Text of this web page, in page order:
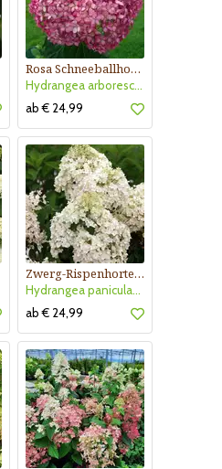
Rosa Schneeballhortensie
Hydrangea arborescens 'Pink Annabelle'
ab € 24,99
Zwerg-Rispenhortensie
Hydrangea paniculata 'Bobo'
ab € 24,99